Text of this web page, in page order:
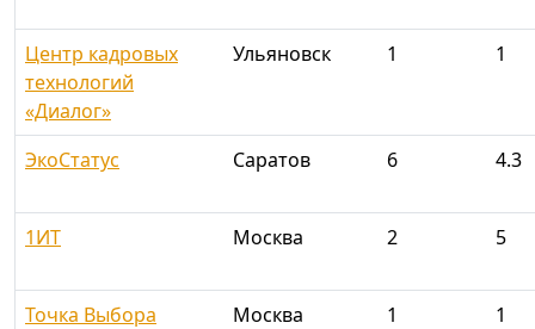
Центр кадровых
технологий
«Диалог»
Ульяновск 1 1
ЭкоСтатус Саратов 6 4.3
1ИТ Москва 2 5
Точка Выбора Москва 1 1